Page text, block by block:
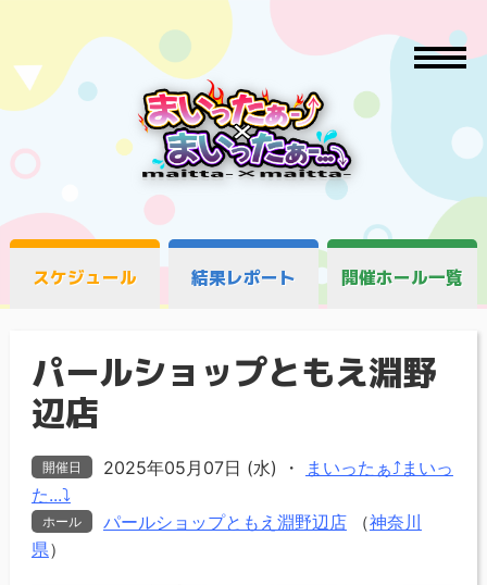
スケジュール 結果レポート 開催ホール一覧
パールショップともえ淵野
辺店
開催日 2025年05月07日 (水) ・
まいったぁ⤴まいっ
た...⤵
ホール パールショップともえ淵野辺店（神奈川
県）